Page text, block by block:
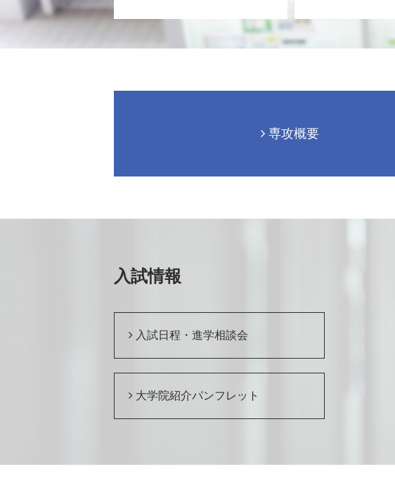
専攻概要
入試情報
入試日程・進学相談会
大学院紹介パンフレット